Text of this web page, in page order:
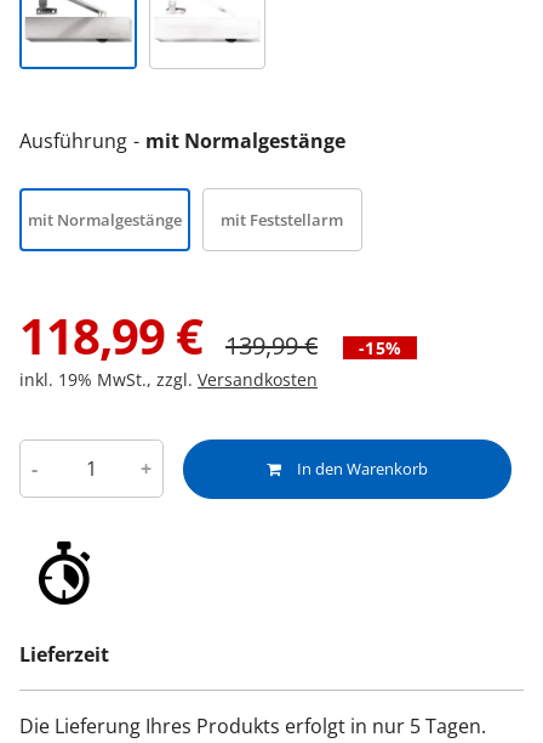
Ausführung mit Normalgestänge
mit Normalgestänge mit Feststellarm
118,99€ 139,99€
-15%
inkl. 19% MwSt., zzgl. Versandkosten
- + In den Warenkorb
Lieferzeit
Die Lieferung Ihres Produkts erfolgt in nur 5 Tagen.